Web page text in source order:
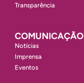
Transparência
COMUNICAÇÃO
Notícias
Imprensa
Eventos